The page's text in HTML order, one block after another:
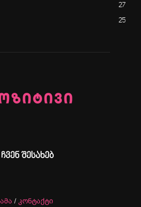
27
25
ჩვენ შესახებ
/ კონტაქტი